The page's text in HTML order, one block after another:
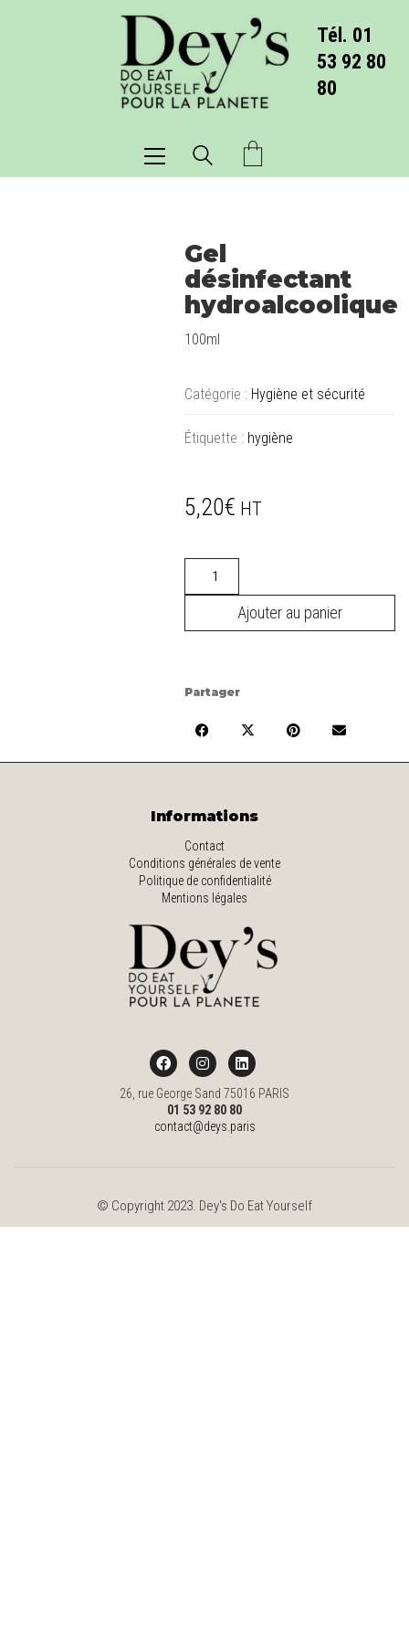
Tél. 01
53 92 80
80
Gel
désinfectant
hydroalcoolique
100ml
Catégorie : Hygiène et sécurité
Étiquette : hygiène
5,20€ HT
Gel
désinfectant
hydroalcoolique
Ajouter au panier
Partager
Informations
Contact
Conditions générales de vente
Politique de confidentialité
Mentions légales
26, rue George Sand 75016 PARIS
01 53 92 80 80
contact@deys.paris
© Copyright 2023. Dey's Do Eat Yourself